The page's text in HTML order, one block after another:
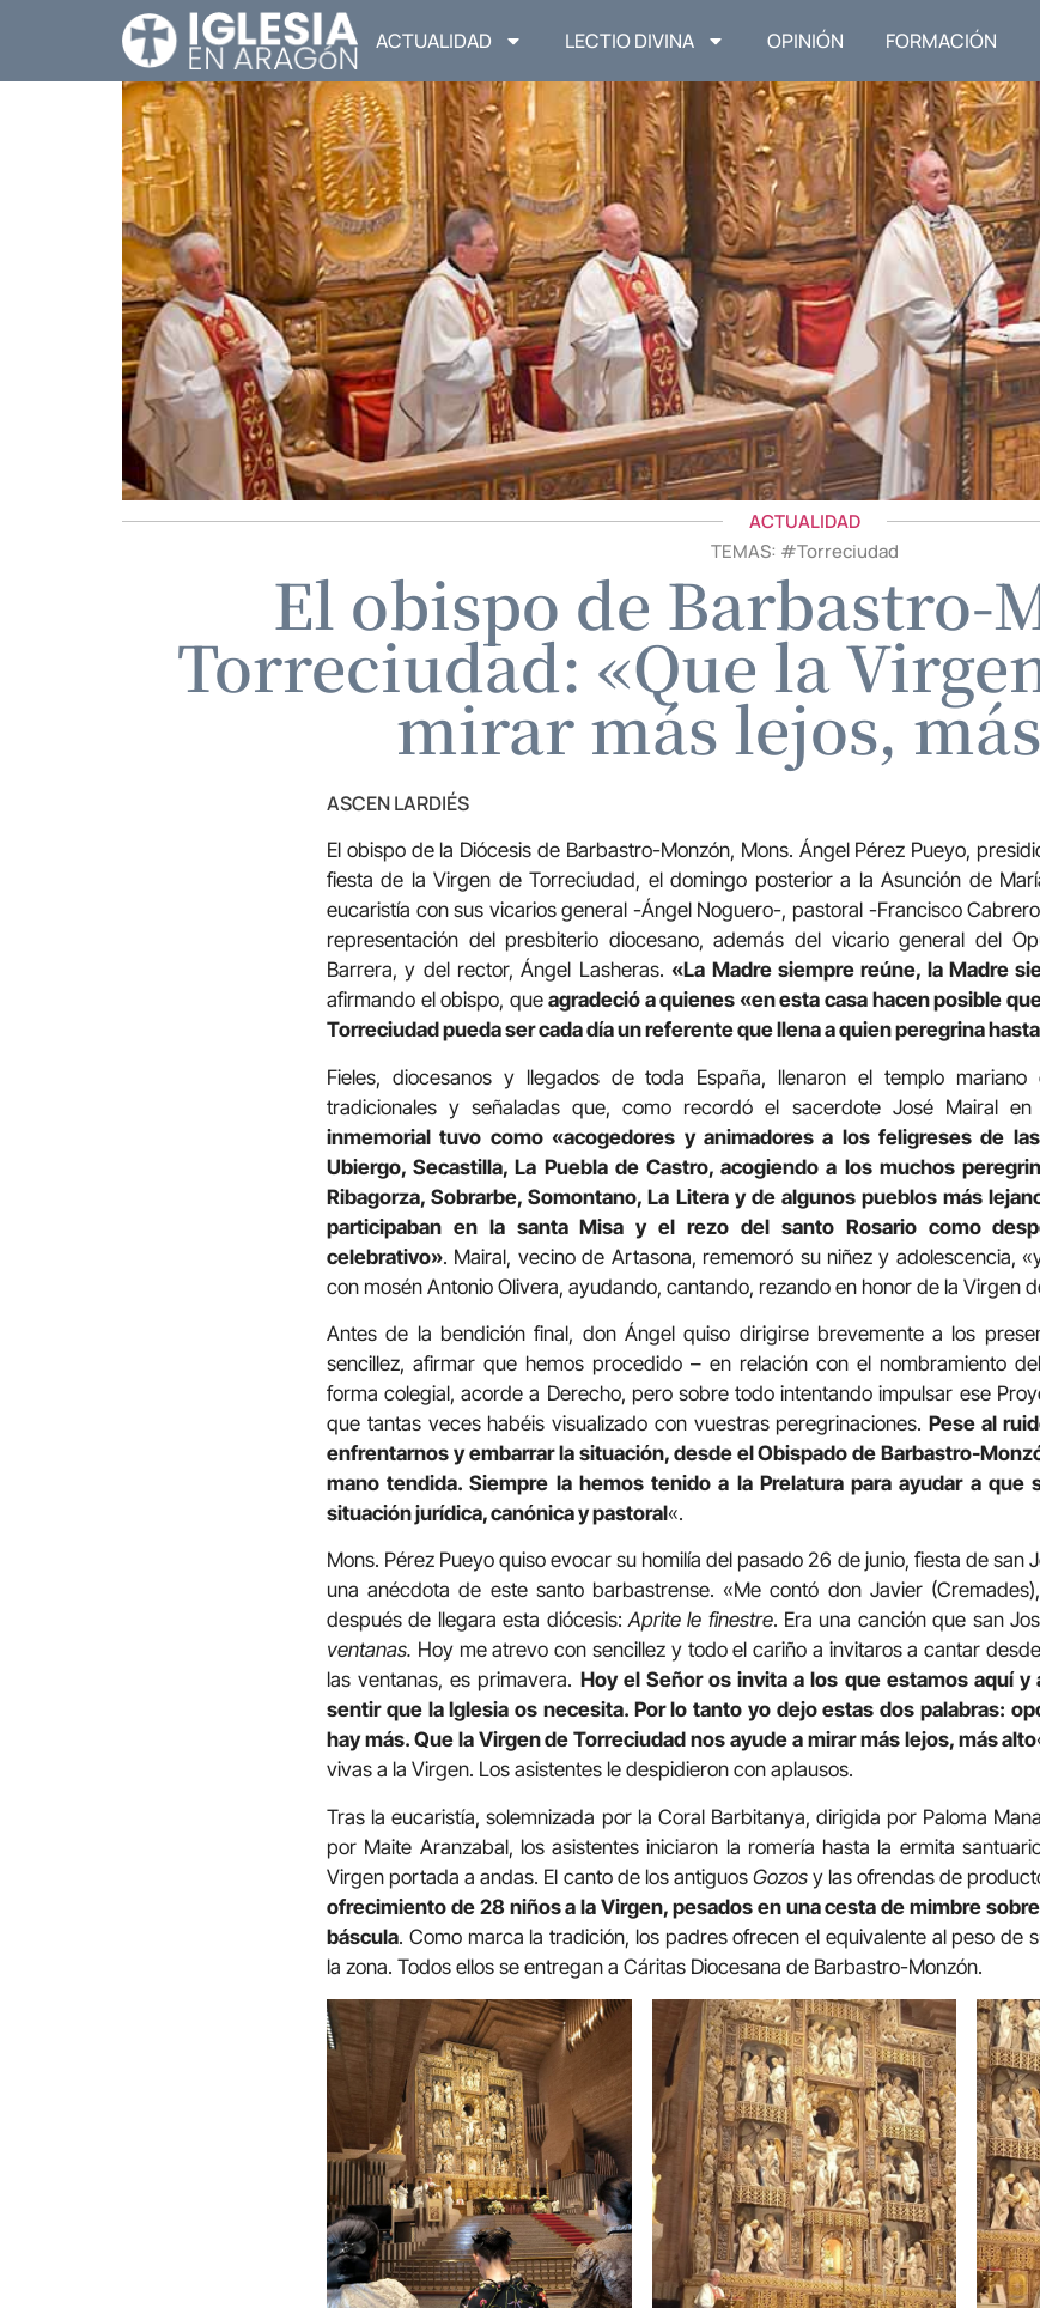
ACTUALIDAD LECTIO DIVINA OPINIÓN FORMACIÓN
ACTUALIDAD
TEMAS: #Torreciudad
El obispo de Barbastro-
Torreciudad: «Que la
mirar más lejos,
ASCEN LARDIÉS
El obispo de la Diócesis de Barbastro-Monzón, Mons. Ángel Pérez Pueyo,
fiesta de la Virgen de Torreciudad, el domingo posterior a la Asunción de
eucaristía con sus vicarios general -Ángel Noguero-, pastoral -Francisco
representación del presbiterio diocesano, además del vicario general del
Barrera, y del rector, Ángel Lasheras.«La Madre siempre reúne, la Madre
afirmando el obispo, queagradeció a quienes «en esta casa hacen posible
Torreciudad pueda ser cada día un referente que llena a quien peregrina
Fieles, diocesanos y llegados de toda España, llenaron el templo
tradicionales y señaladas que, como recordó el sacerdote José Mairal en
inmemorial tuvo como «acogedores y animadores a los feligreses de
Ubiergo, Secastilla, La Puebla de Castro, acogiendo a los muchos
Ribagorza, Sobrarbe, Somontano, La Litera y de algunos pueblos más
participaban en la santa Misa y el rezo del santo Rosario como
celebrativo». Mairal, vecino de Artasona, rememoró su niñez y adolescencia,
con mosén Antonio Olivera, ayudando, cantando, rezando en honor de la Virgen
Antes de la bendición final, don Ángel quiso dirigirse brevemente a los
sencillez, afirmar que hemos procedido – en relación con el nombramiento
forma colegial, acorde a Derecho, pero sobre todo intentando impulsar ese
que tantas veces habéis visualizado con vuestras peregrinaciones.Pese al
enfrentarnos y embarrar la situación, desde el Obispado de Barbastro-
mano tendida. Siempre la hemos tenido a la Prelatura para ayudar a que
situación jurídica, canónica y pastoral«.
Mons. Pérez Pueyo quiso evocar su homilía del pasado 26 de junio, fiesta de san
una anécdota de este santo barbastrense. «Me contó don Javier
después de llegara esta diócesis:Aprite le finestre. Era una canción que san
ventanas. Hoy me atrevo con sencillez y todo el cariño a invitaros a cantar
las ventanas, es primavera. Hoy el Señor os invita a los que estamos aquí
sentir que la Iglesia os necesita. Por lo tanto yo dejo estas dos palabras:
hay más. Que la Virgen de Torreciudad nos ayude a mirar más lejos, más alto
vivas a la Virgen. Los asistentes le despidieron con aplausos.
Tras la eucaristía, solemnizada por la Coral Barbitanya, dirigida por Paloma
por Maite Aranzabal, los asistentes iniciaron la romería hasta la ermita
Virgen portada a andas. El canto de los antiguos Gozosy las ofrendas de
ofrecimiento de 28 niños a la Virgen, pesados en una cesta de mimbre
báscula. Como marca la tradición, los padres ofrecen el equivalente al peso de
la zona. Todos ellos se entregan a Cáritas Diocesana de Barbastro-Monzón.